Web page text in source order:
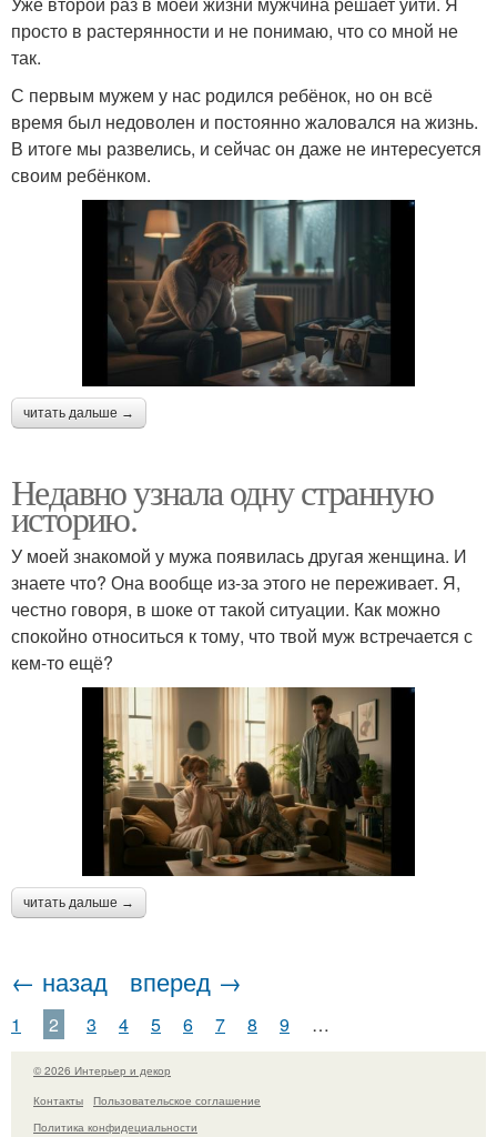
просто в растерянности и не понимаю, что со мной не
так.
С первым мужем у нас родился ребёнок, но он всё
время был недоволен и постоянно жаловался на жизнь.
В итоге мы развелись, и сейчас он даже не интересуется
своим ребёнком.
читать дальше →
Недавно узнала одну странную
историю.
У моей знакомой у мужа появилась другая женщина. И
знаете что? Она вообще из-за этого не переживает. Я,
честно говоря, в шоке от такой ситуации. Как можно
спокойно относиться к тому, что твой муж встречается с
кем-то ещё?
читать дальше →
← назад вперед →
1 2 3 4 5 6 7 8 9 …
© 2026 Интерьер и декор
Контакты
Пользовательское соглашение
Политика конфидециальности